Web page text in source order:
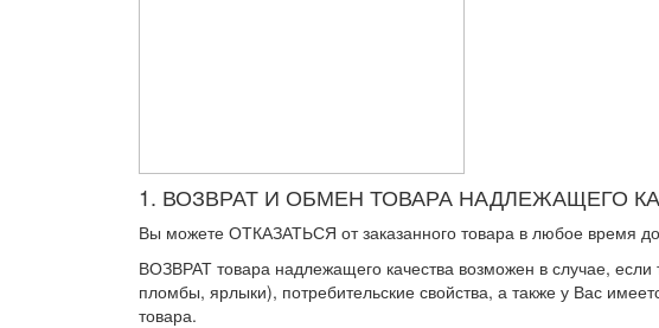
1. ВОЗВРАТ И ОБМЕН ТОВАРА НАДЛЕЖАЩЕГО
Вы можете ОТКАЗАТЬСЯ от заказанного товара в любое время
ВОЗВРАТ товара надлежащего качества возможен в случае,
пломбы, ярлыки), потребительские свойства, а также у Вас
товара.